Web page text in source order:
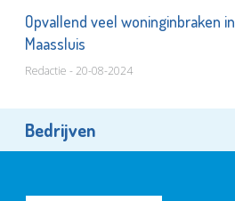
Opvallend veel woninginbraken in
Maassluis
Redactie - 20-08-2024
Bedrijven